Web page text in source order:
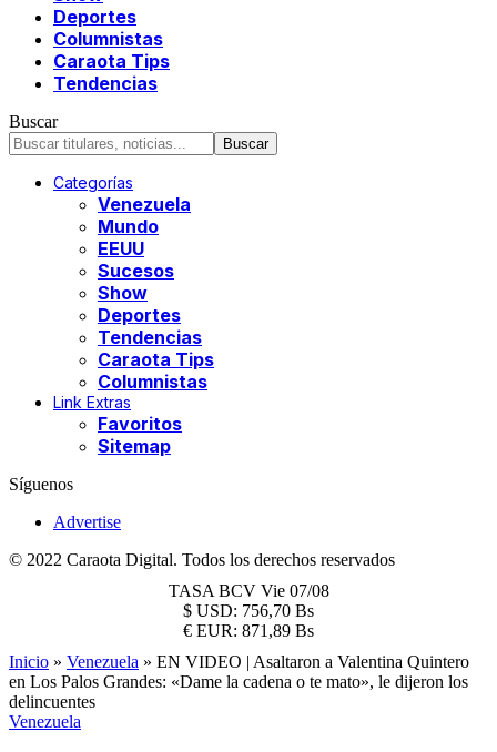
Deportes
Columnistas
Caraota Tips
Tendencias
Buscar
Categorías
Venezuela
Mundo
EEUU
Sucesos
Show
Deportes
Tendencias
Caraota Tips
Columnistas
Link Extras
Favoritos
Sitemap
Síguenos
Advertise
© 2022 Caraota Digital. Todos los derechos reservados
TASA BCV Vie 07/08
$ USD: 756,70 Bs
€ EUR: 871,89 Bs
Inicio » Venezuela » EN VIDEO | Asaltaron a Valentina Quintero
en Los Palos Grandes: «Dame la cadena o te mato», le dijeron los
delincuentes
Venezuela